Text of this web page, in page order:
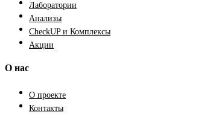
Лаборатории
Анализы
CheckUP и Комплексы
Акции
О нас
О проекте
Контакты